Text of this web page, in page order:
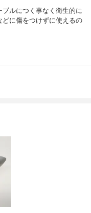
ルにつく事なく衛生的に
に傷をつけずに使えるの